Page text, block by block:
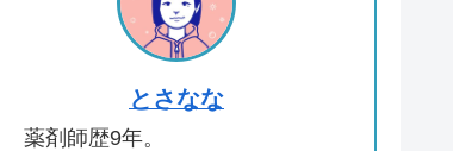
とさなな
薬剤師歴9年。